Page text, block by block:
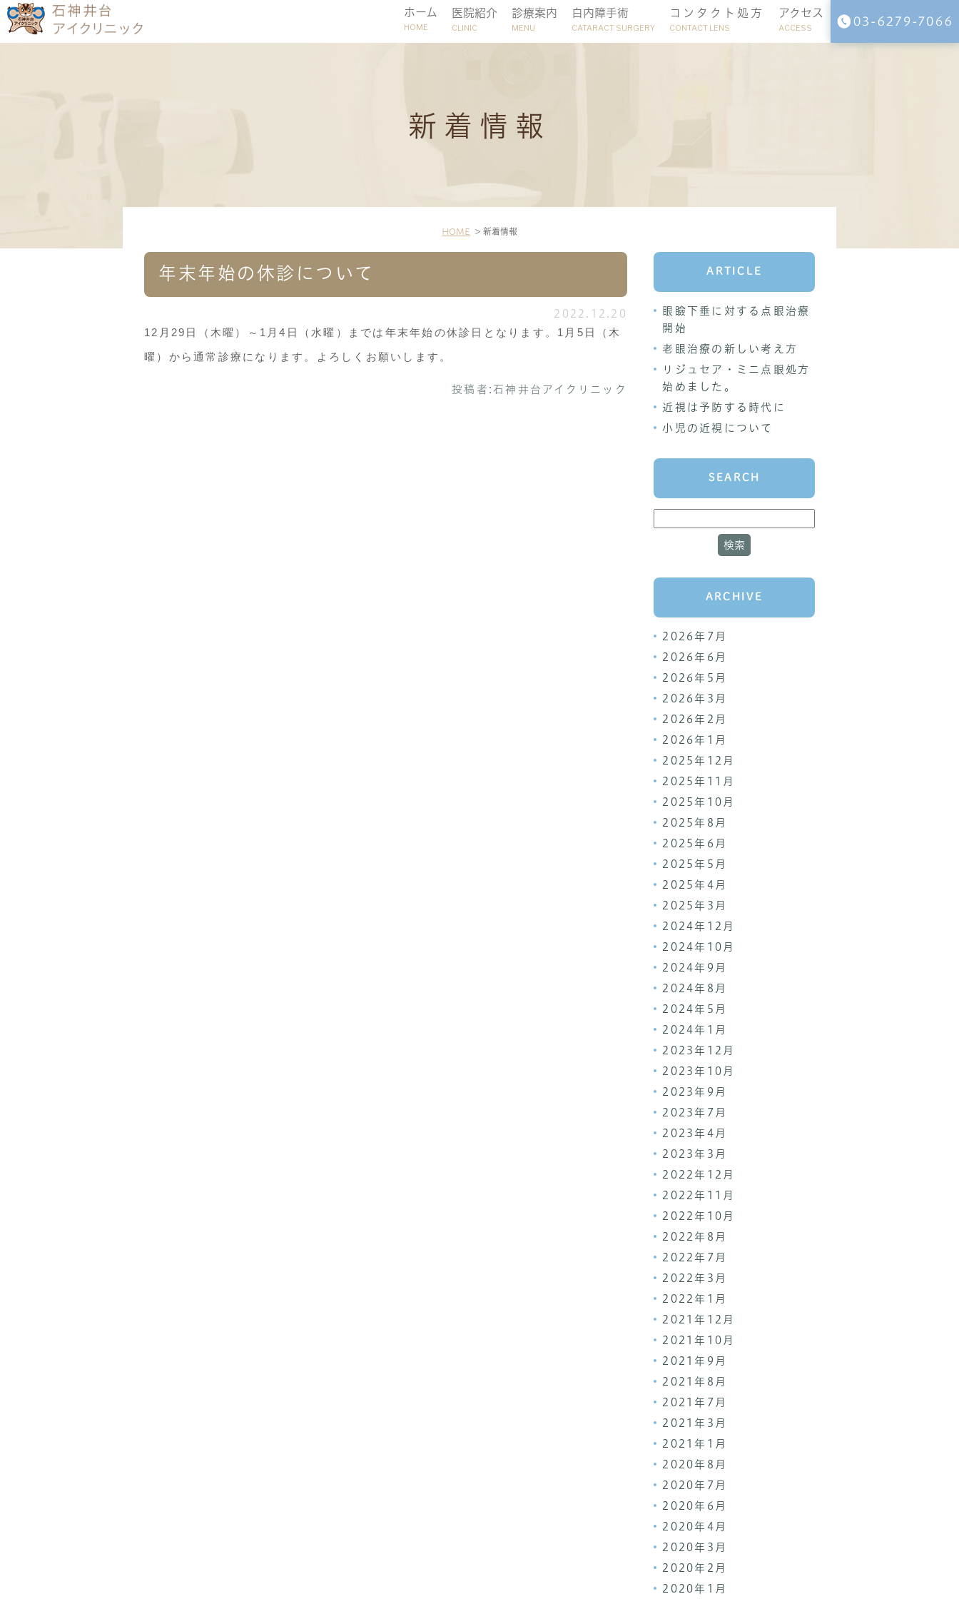
ホーム
HOME
医院紹介
CLINIC
診療案内
MENU
近視矯正眼内レンズ（ICL） 眼科ドック
白内障手術
CATARACT SURGERY
コンタクト処方
CONTACT LENS
アクセス
ACCESS
新着情報
HOME 新着情報
年末年始の休診について
2022.12.20
12月29日（木曜）～1月4日（水曜）までは年末年始の休診日となります。1月5日（木
曜）から通常診療になります。よろしくお願いします。
投稿者: 石神井台アイクリニック
ARTICLE
眼瞼下垂に対する点眼治療
開始
老眼治療の新しい考え方
リジュセア・ミニ点眼処方
始めました。
近視は予防する時代に
小児の近視について
SEARCH
ARCHIVE
2026年7月
2026年6月
2026年5月
2026年3月
2026年2月
2026年1月
2025年12月
2025年11月
2025年10月
2025年8月
2025年6月
2025年5月
2025年4月
2025年3月
2024年12月
2024年10月
2024年9月
2024年8月
2024年5月
2024年1月
2023年12月
2023年10月
2023年9月
2023年7月
2023年4月
2023年3月
2022年12月
2022年11月
2022年10月
2022年8月
2022年7月
2022年3月
2022年1月
2021年12月
2021年10月
2021年9月
2021年8月
2021年7月
2021年3月
2021年1月
2020年8月
2020年7月
2020年6月
2020年4月
2020年3月
2020年2月
2020年1月